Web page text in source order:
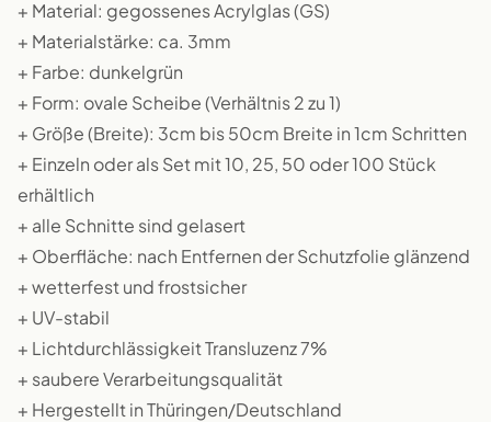
+ Material: gegossenes Acrylglas (GS)
+ Materialstärke: ca. 3mm
+ Farbe: dunkelgrün
+ Form: ovale Scheibe (Verhältnis 2 zu 1)
+ Größe (Breite): 3cm bis 50cm Breite in 1cm Schritten
+ Einzeln oder als Set mit 10, 25, 50 oder 100 Stück
erhältlich
+ alle Schnitte sind gelasert
+ Oberfläche: nach Entfernen der Schutzfolie glänzend
+ wetterfest und frostsicher
+ UV-stabil
+ Lichtdurchlässigkeit Transluzenz 7%
+ saubere Verarbeitungsqualität
+ Hergestellt in Thüringen/Deutschland